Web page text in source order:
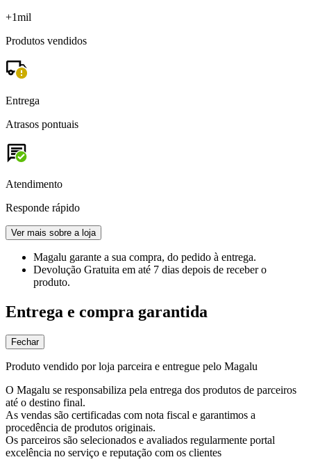
+1mil
Produtos vendidos
Entrega
Atrasos pontuais
Atendimento
Responde rápido
Ver mais sobre a loja
Magalu garante a sua compra, do pedido à entrega.
Devolução Gratuita em até 7 dias depois de receber o
produto.
Entrega e compra garantida
Fechar
Produto vendido por loja parceira e entregue pelo Magalu
O Magalu se responsabiliza pela entrega dos produtos de parceiros
até o destino final.
As vendas são certificadas com nota fiscal e garantimos a
procedência de produtos originais.
Os parceiros são selecionados e avaliados regularmente portal
excelência no serviço e reputação com os clientes